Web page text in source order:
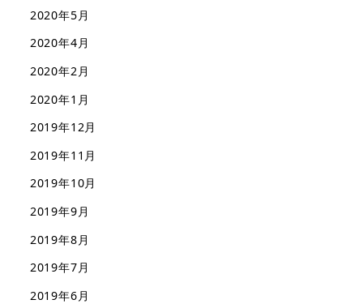
2020年5月
2020年4月
2020年2月
2020年1月
2019年12月
2019年11月
2019年10月
2019年9月
2019年8月
2019年7月
2019年6月